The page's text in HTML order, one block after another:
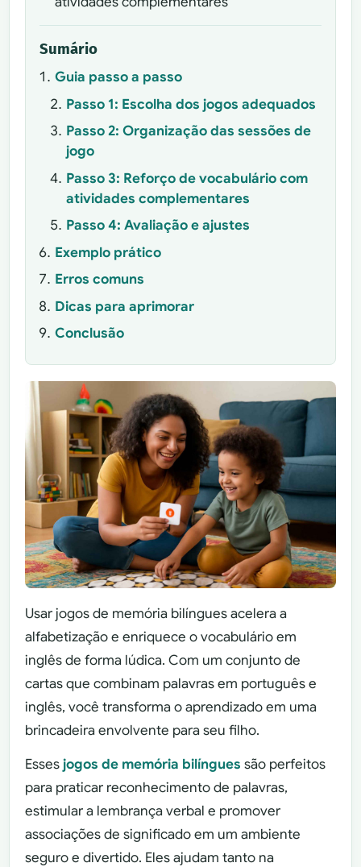
Sumário
Guia passo a passo
Passo 1: Escolha dos jogos adequados
Passo 2: Organização das sessões de
jogo
Passo 3: Reforço de vocabulário com
atividades complementares
Passo 4: Avaliação e ajustes
Exemplo prático
Erros comuns
Dicas para aprimorar
Conclusão
Usar jogos de memória bilíngues acelera a
alfabetização e enriquece o vocabulário em
inglês de forma lúdica. Com um conjunto de
cartas que combinam palavras em português e
inglês, você transforma o aprendizado em uma
brincadeira envolvente para seu filho.
Essesjogos de memória bilíngues são perfeitos
para praticar reconhecimento de palavras,
estimular a lembrança verbal e promover
associações de significado em um ambiente
seguro e divertido. Eles ajudam tanto na